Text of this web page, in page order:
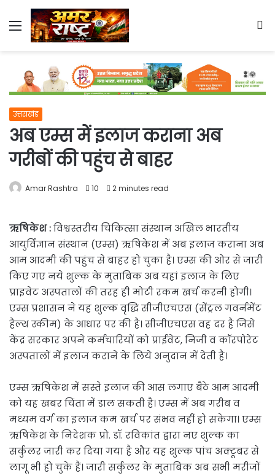
Menu
उत्तराखंड
अब एम्स में इलाज कराना अब
गरीबों की पहुंच से बाहर
Amar Rashtra 10 2 minutes read
ऋषिकेश :विश्वस्तरीय चिकित्सा संस्थान अखिल भारतीय
आयुर्विज्ञान संस्थान (एम्स) ऋषिकेश में अब इलाज कराना अब
आम आदमी की पहुंच से बाहर हो चुका है। एम्स की ओर से जारी
किए गए नये शुल्क के मुताबिक अब यहां इलाज के लिए
प्राइवेट अस्पतालों की तरह ही मोटी रकम खर्च करनी होगी।
एम्स प्रशासन ने यह शुल्क वृद्धि सीजीएचएस (सेंट्रल गवर्नमेंट
हैल्थ स्कीम) के आधार पर की है। सीजीएचएस वह दर है जिसे
केंद्र सरकार अपने कर्मचारियों को प्राईवेट, निजी व कॉरपोरेट
अस्पतालों में इलाज कराने के लिये अनुदान में देती है।
एम्स ऋषिकेश में सस्ते इलाज की आस लगाए बैठे आम आदमी
को यह खबर चिंता में डाल सकती है। एम्स में अब गरीब व
मध्यम वर्ग का इलाज कम खर्च पर संभव नहीं हो सकेगा। एम्स
ऋषिकेश के निदेशक प्रो. डॉ. रविकांत द्वारा नए शुल्क का
सर्कुलर जारी कर दिया गया है और यह शुल्क पांच अक्टूबर से
लागू भी हो चुके हैं। जारी सर्कुलर के मुताबिक अब सभी मरीजों